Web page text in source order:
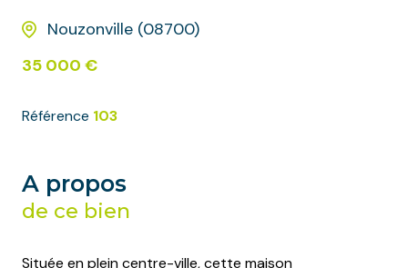
Nouzonville (08700)
35 000 €
Référence 103
A propos
de ce bien
Située en plein centre-ville, cette maison